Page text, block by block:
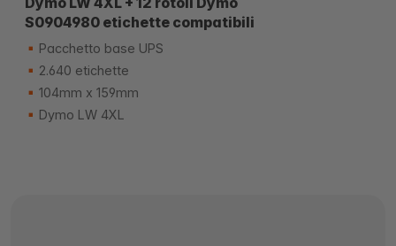
S0904980 etichette compatibili
Pacchetto base UPS
2.640 etichette
104mm x 159mm
Dymo LW 4XL